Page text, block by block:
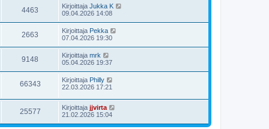
4463 Kirjoittaja Jukka K
09.04.2026 14:08
2663 Kirjoittaja Pekka
07.04.2026 19:30
9148 Kirjoittaja mrk
05.04.2026 19:37
66343 Kirjoittaja Philly
22.03.2026 17:21
25577 Kirjoittaja jjvirta
21.02.2026 15:04